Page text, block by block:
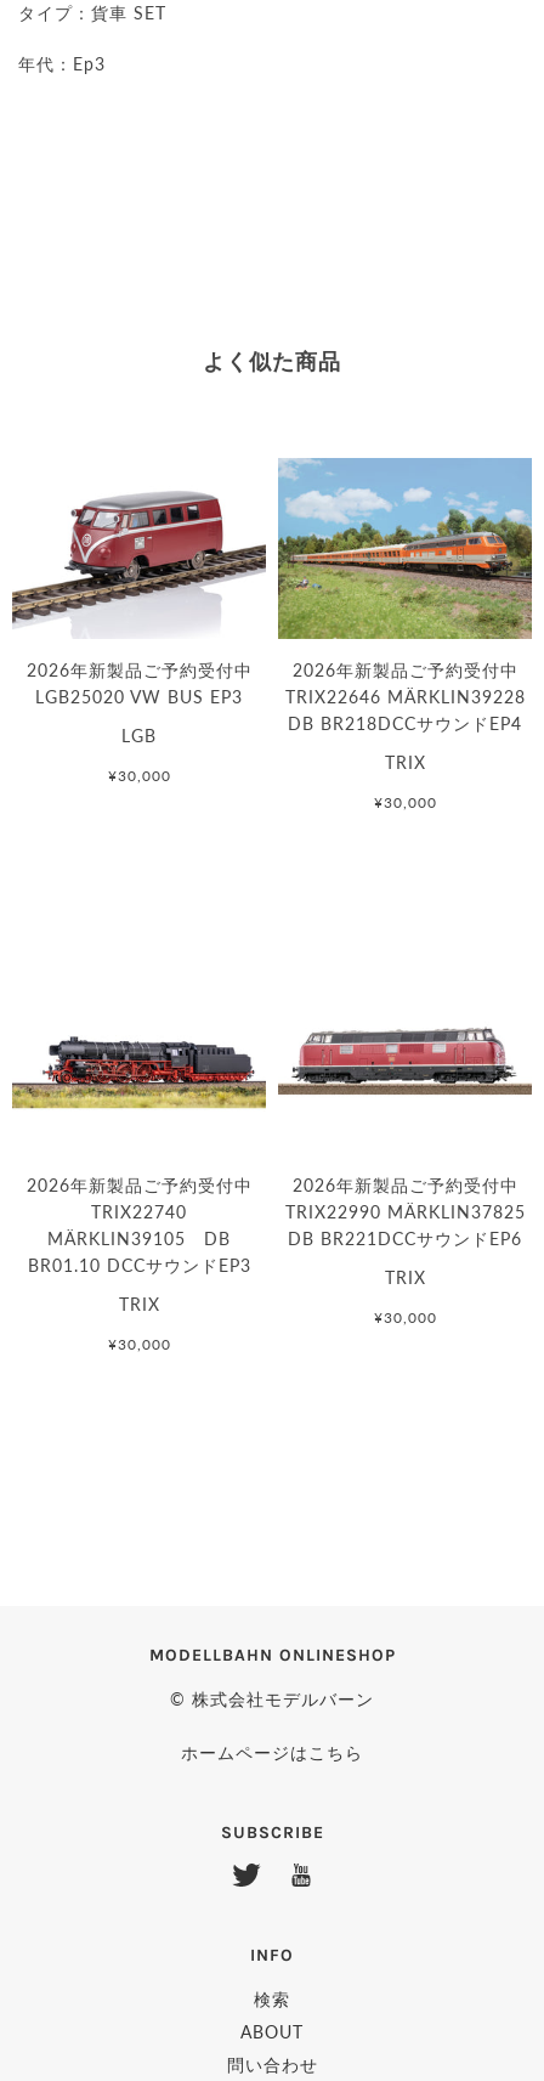
タイプ：貨車 SET
年代：Ep3
よく似た商品
2026年新製品ご予約受付中
LGB25020 VW BUS EP3
LGB
¥30,000
2026年新製品ご予約受付中
TRIX22646 MÄRKLIN39228
DB BR218DCCサウンドEP4
TRIX
¥30,000
2026年新製品ご予約受付中
TRIX22740
MÄRKLIN39105 DB
BR01.10 DCCサウンドEP3
TRIX
¥30,000
2026年新製品ご予約受付中
TRIX22990 MÄRKLIN37825
DB BR221DCCサウンドEP6
TRIX
¥30,000
MODELLBAHN ONLINESHOP
© 株式会社モデルバーン
ホームページはこちら
SUBSCRIBE
INFO
検索
ABOUT
問い合わせ